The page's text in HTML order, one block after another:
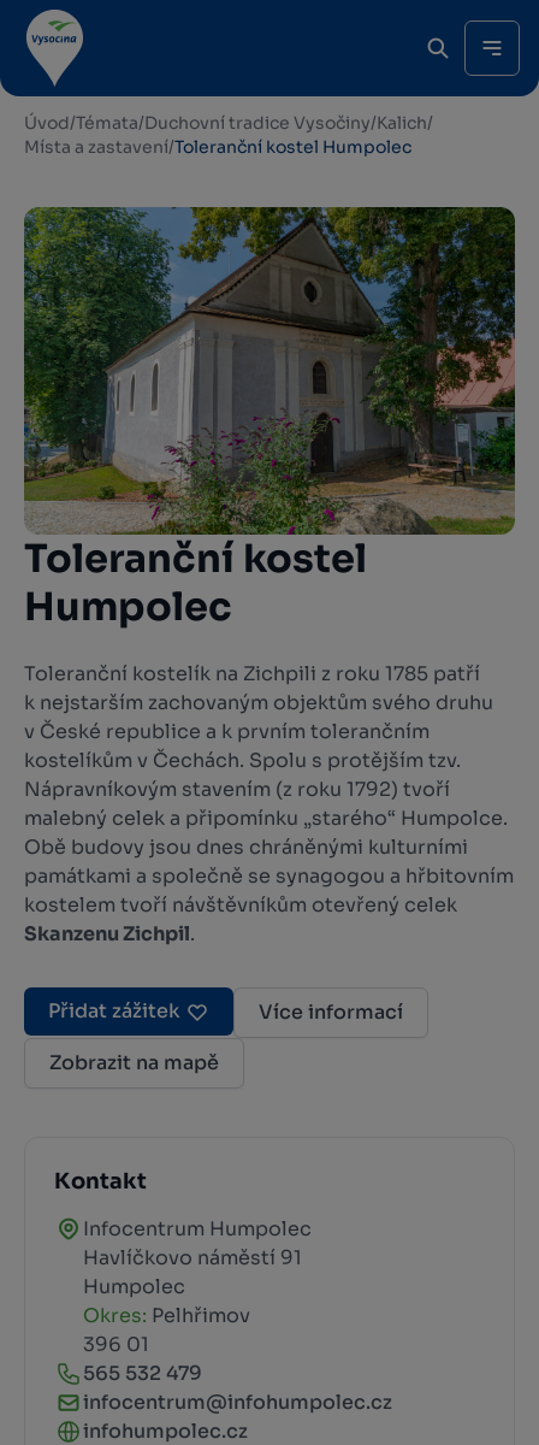
Úvod/Témata/Duchovní tradice Vysočiny/Kalich/
Místa a zastavení/Toleranční kostel Humpolec
Toleranční kostel
Humpolec
Toleranční kostelík na Zichpili z roku 1785 patří
k nejstarším zachovaným objektům svého druhu
v České republice a k prvním tolerančním
kostelíkům v Čechách. Spolu s protějším tzv.
Nápravníkovým stavením (z roku 1792) tvoří
malebný celek a připomínku „starého“ Humpolce.
Obě budovy jsou dnes chráněnými kulturními
památkami a společně se synagogou a hřbitovním
kostelem tvoří návštěvníkům otevřený celek
Skanzenu Zichpil.
Přidat zážitek
Více informací
Zobrazit na mapě
Kontakt
Infocentrum Humpolec
Havlíčkovo náměstí 91
Humpolec
Okres: Pelhřimov
396 01
565 532 479
infocentrum@infohumpolec.cz
infohumpolec.cz